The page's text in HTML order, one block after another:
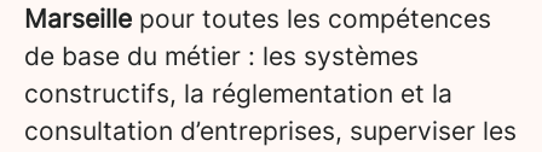
Marseille pour toutes les compétences
de base du métier : les systèmes
constructifs, la réglementation et la
consultation d’entreprises, superviser les